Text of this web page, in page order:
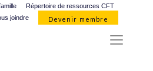
Répertoire de ressources CFT
joindre
Devenir membre